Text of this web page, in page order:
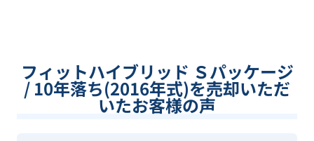
フィットハイブリッド Ｓパッケージ
/ 10年落ち(2016年式)を売却いただ
いたお客様の声